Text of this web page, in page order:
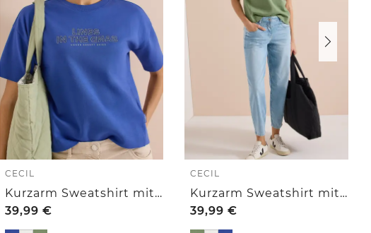
CECIL
Kurzarm Sweatshirt mit Embroidery
39,99 €
CECIL
Kurzarm Sweatshirt mit Embroidery
39,99 €